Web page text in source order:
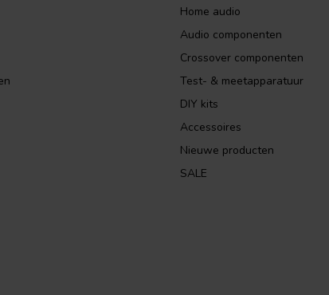
Home audio
Audio componenten
Crossover componenten
Test- & meetapparatuur
DIY kits
Accessoires
Nieuwe producten
SALE